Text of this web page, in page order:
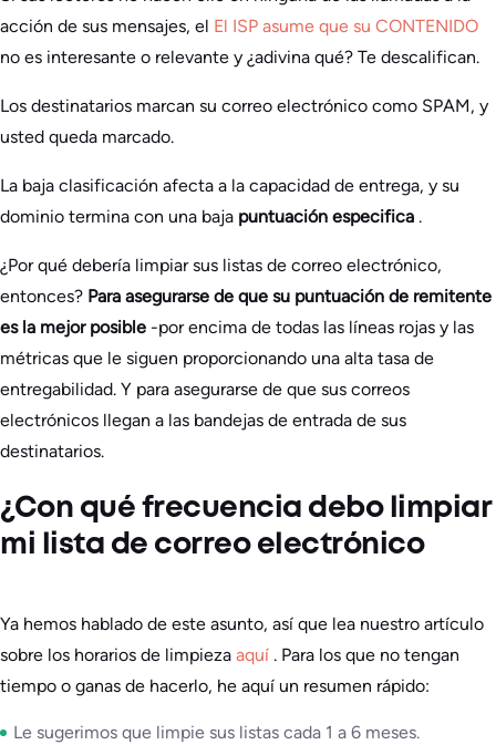
acción de sus mensajes, el El ISP asume que su CONTENIDO
no es interesante o relevante y ¿adivina qué? Te descalifican.
Los destinatarios marcan su correo electrónico como SPAM, y
usted queda marcado.
La baja clasificación afecta a la capacidad de entrega, y su
dominio termina con una baja puntuación especifica .
¿Por qué debería limpiar sus listas de correo electrónico,
entonces? Para asegurarse de que su puntuación de remitente
es la mejor posible -por encima de todas las líneas rojas y las
métricas que le siguen proporcionando una alta tasa de
entregabilidad. Y para asegurarse de que sus correos
electrónicos llegan a las bandejas de entrada de sus
destinatarios.
¿Con qué frecuencia debo limpiar
mi lista de correo electrónico
Ya hemos hablado de este asunto, así que lea nuestro artículo
sobre los horarios de limpieza aquí . Para los que no tengan
tiempo o ganas de hacerlo, he aquí un resumen rápido:
Le sugerimos que limpie sus listas cada 1 a 6 meses.